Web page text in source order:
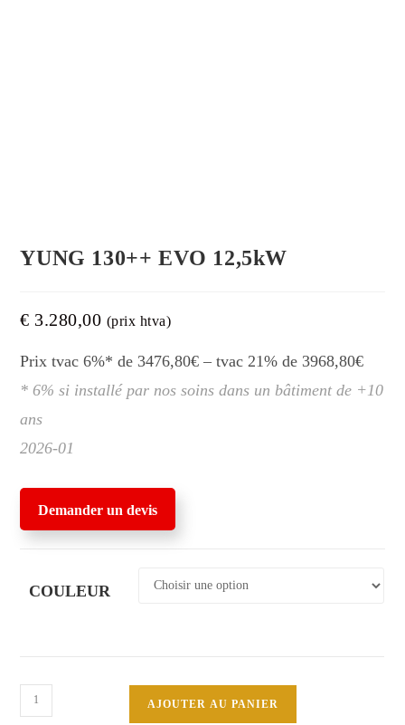
YUNG 130++ EVO 12,5kW
€ 3.280,00 (prix htva)
Prix tvac 6%* de 3476,80€ – tvac 21% de 3968,80€
* 6% si installé par nos soins dans un bâtiment de +10
ans
2026-01
Demander un devis
COULEUR
quantité
de
AJOUTER AU PANIER